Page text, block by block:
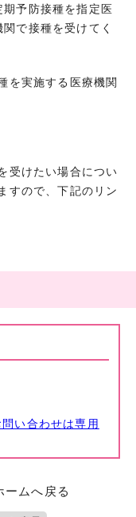
予防接種を指定医
で接種を受けてく
実施する医療機関
受けたい場合につい
すので、下記のリン
い合わせは専用
ームへ戻る